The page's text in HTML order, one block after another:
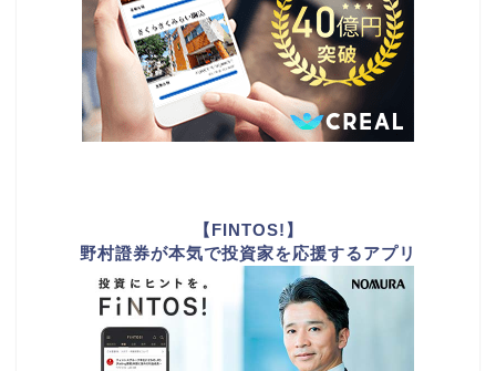
【FINTOS!】
野村證券が本気で投資家を応援するアプリ